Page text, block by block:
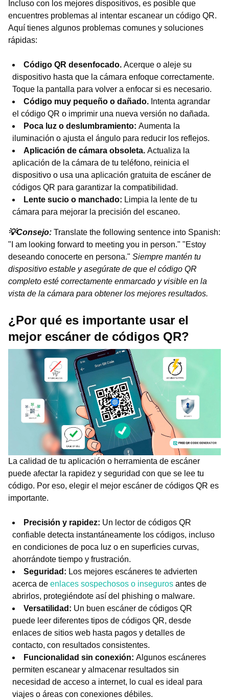
Incluso con los mejores dispositivos, es posible que
encuentres problemas al intentar escanear un código QR.
Aquí tienes algunos problemas comunes y soluciones
rápidas:
Código QR desenfocado. Acerque o aleje su
dispositivo hasta que la cámara enfoque correctamente.
Toque la pantalla para volver a enfocar si es necesario.
Código muy pequeño o dañado. Intenta agrandar
el código QR o imprimir una nueva versión no dañada.
Poca luz o deslumbramiento: Aumenta la
iluminación o ajusta el ángulo para reducir los reflejos.
Aplicación de cámara obsoleta. Actualiza la
aplicación de la cámara de tu teléfono, reinicia el
dispositivo o usa una aplicación gratuita de escáner de
códigos QR para garantizar la compatibilidad.
Lente sucio o manchado: Limpia la lente de tu
cámara para mejorar la precisión del escaneo.
💡Consejo: Translate the following sentence into Spanish:
"I am looking forward to meeting you in person." "Estoy
deseando conocerte en persona." Siempre mantén tu
dispositivo estable y asegúrate de que el código QR
completo esté correctamente enmarcado y visible en la
vista de la cámara para obtener los mejores resultados.
¿Por qué es importante usar el
mejor escáner de códigos QR?
La calidad de tu aplicación o herramienta de escáner
puede afectar la rapidez y seguridad con que se lee tu
código. Por eso, elegir el mejor escáner de códigos QR es
importante.
Precisión y rapidez: Un lector de códigos QR
confiable detecta instantáneamente los códigos, incluso
en condiciones de poca luz o en superficies curvas,
ahorrándote tiempo y frustración.
Seguridad: Los mejores escáneres te advierten
acerca de enlaces sospechosos o inseguros antes de
abrirlos, protegiéndote así del phishing o malware.
Versatilidad: Un buen escáner de códigos QR
puede leer diferentes tipos de códigos QR, desde
enlaces de sitios web hasta pagos y detalles de
contacto, con resultados consistentes.
Funcionalidad sin conexión: Algunos escáneres
permiten escanear y almacenar resultados sin
necesidad de acceso a internet, lo cual es ideal para
viajes o áreas con conexiones débiles.